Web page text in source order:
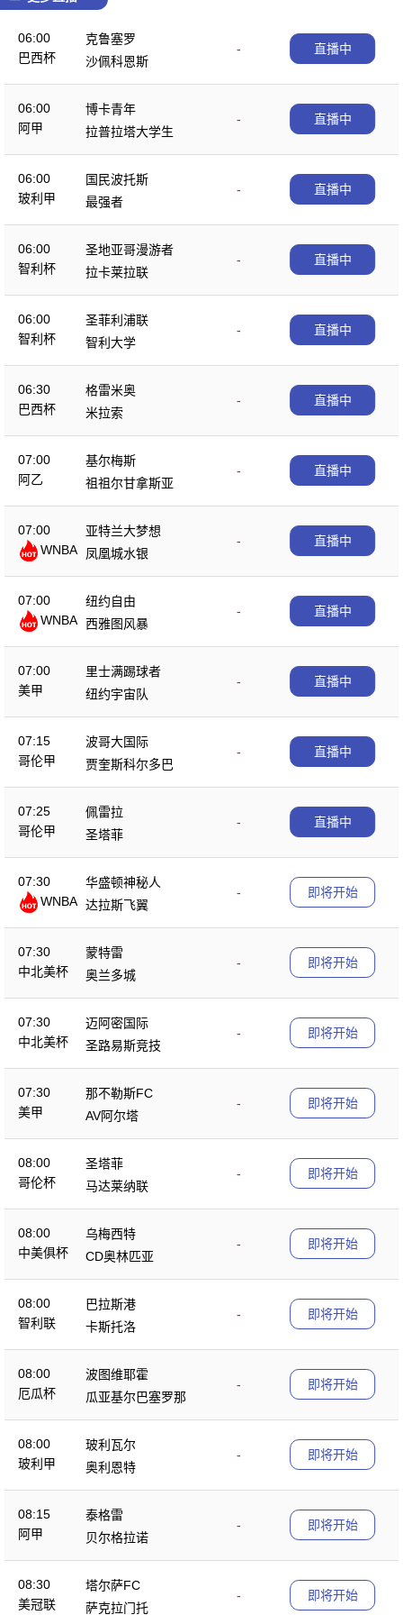
06:00
巴西杯
克鲁塞罗
-
沙佩科恩斯
直播中
06:00
阿甲
博卡青年
-
拉普拉塔大学生
直播中
06:00
玻利甲
国民波托斯
-
最强者
直播中
06:00
智利杯
圣地亚哥漫游者
-
拉卡莱拉联
直播中
06:00
智利杯
圣菲利浦联
-
智利大学
直播中
06:30
巴西杯
格雷米奥
-
米拉索
直播中
07:00
阿乙
基尔梅斯
-
祖祖尔甘拿斯亚
直播中
07:00
WNBA
亚特兰大梦想
-
凤凰城水银
直播中
07:00
WNBA
纽约自由
-
西雅图风暴
直播中
07:00
美甲
里士满踢球者
-
纽约宇宙队
直播中
07:15
哥伦甲
波哥大国际
-
贾奎斯科尔多巴
直播中
07:25
哥伦甲
佩雷拉
-
圣塔菲
直播中
07:30
WNBA
华盛顿神秘人
-
达拉斯飞翼
即将开始
07:30
中北美杯
蒙特雷
-
奥兰多城
即将开始
07:30
中北美杯
迈阿密国际
-
圣路易斯竞技
即将开始
07:30
美甲
那不勒斯FC
-
AV阿尔塔
即将开始
08:00
哥伦杯
圣塔菲
-
马达莱纳联
即将开始
08:00
中美俱杯
乌梅西特
-
CD奥林匹亚
即将开始
08:00
智利联
巴拉斯港
-
卡斯托洛
即将开始
08:00
厄瓜杯
波图维耶霍
-
瓜亚基尔巴塞罗那
即将开始
08:00
玻利甲
玻利瓦尔
-
奥利恩特
即将开始
08:15
阿甲
泰格雷
-
贝尔格拉诺
即将开始
08:30
美冠联
塔尔萨FC
-
萨克拉门托
即将开始